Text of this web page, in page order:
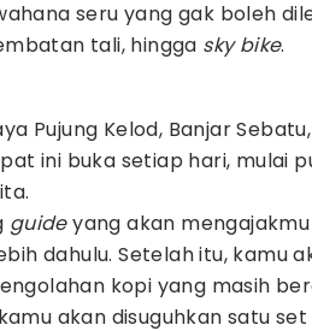
seru yang gak boleh
tali, hingga sky bike.
Pujung Kelod, Banjar Sebatu,
ini buka setiap hari, mulai
guideyang akan mengajakmu
dahulu. Setelah itu, kamu
kopi yang masih
akan disuguhkan satu set